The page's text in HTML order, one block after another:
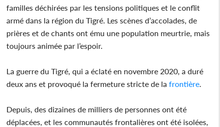
familles déchirées par les tensions politiques et le conflit
armé dans la région du Tigré. Les scènes d’accolades, de
prières et de chants ont ému une population meurtrie, mais
toujours animée par l’espoir.
La guerre du Tigré, qui a éclaté en novembre 2020, a duré
deux ans et provoqué la fermeture stricte de lafrontière
Depuis, des dizaines de milliers de personnes ont été
déplacées, et les communautés frontalières ont été isolées,